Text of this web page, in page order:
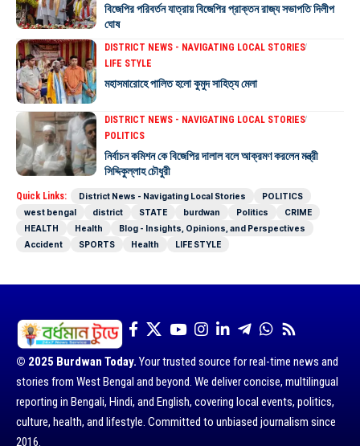
বিজেপির পরিবর্তন যাত্রায় বিজেপির প্রাক্তন রাজ্য সভাপতি দিলীপ
ঘোষ
DISTRICT NEWS - NAVIGATING LOCAL STORIES
LIFE STYLE
মহাসমারোহে পালিত হলো কুমুদ সাহিত্য মেলা
DISTRICT NEWS - NAVIGATING LOCAL STORIES
POLITICS
নির্বাচন কমিশন কে বিজেপির দালাল বলে আক্রমণ করলেন মন্ত্রী
সিদ্দিকুল্লাহ চৌধুরী
Quick Links: District News - Navigating Local Stories
POLITICS
west bengal
district STATE burdwan Politics
CRIME
HEALTH
Health
Blog - Insights, Opinions, and Perspectives
Accident
SPORTS Health LIFE STYLE
© 2025 Burdwan Today. Your trusted source for real-time news and
stories from West Bengal and beyond. We deliver concise, multilingual
reporting in Bengali, Hindi, and English, covering local events, politics,
culture, health, and lifestyle. Committed to unbiased journalism since
2016.